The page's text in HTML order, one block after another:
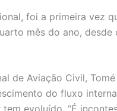
foi a primeira vez
mês do ano,
de Aviação Civil,
do fluxo